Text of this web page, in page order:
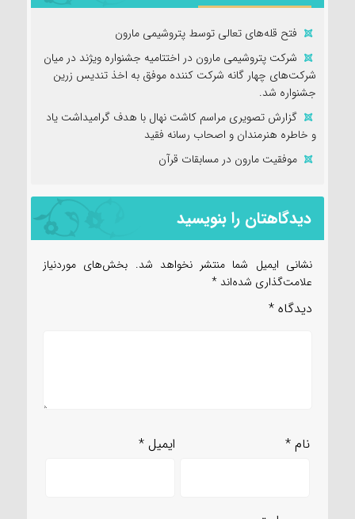
فتح‌ قله‌های تعالی توسط پتروشیمی مارون
شرکت پتروشیمی مارون در اختتامیه جشنواره ویژند در میان
شرکت‌های چهار گانه شرکت کننده موفق به اخذ تندیس زرین
جشنواره شد.
گزارش تصویری مراسم کاشت نهال با هدف گرامیداشت یاد
و خاطره هنرمندان و اصحاب رسانه فقید
موفقیت مارون در مسابقات قرآن
دیدگاهتان را بنویسید
نشانی ایمیل شما منتشر نخواهد شد. بخش‌های موردنیاز
علامت‌گذاری شده‌اند *
دیدگاه *
نام* ایمیل*